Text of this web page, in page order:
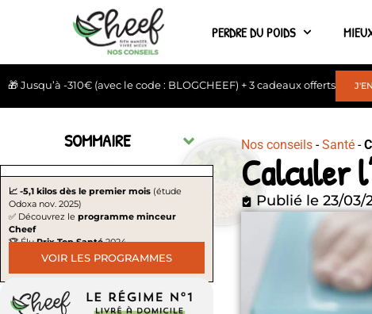
PERDRE DU POIDS
🎁 Jusqu’à -310€ (avec le code : BLOGCHEEF) + 3 cadeaux offerts
SOMMAIRE
📈 -5,1 kilos dès le premier mois (étude
Odoxa nov. 2025)
✅ Découvrez le programme minceur
Cheef
🏆 ÉluPrix Top Santé2024
VOIR LES PROGRAMMES
Nos conseils-Santé-
Calculer
Publié le 23/03/